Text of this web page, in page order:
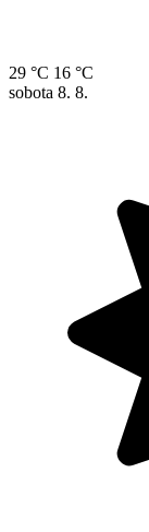
29 °C 16 °C
sobota 8. 8.